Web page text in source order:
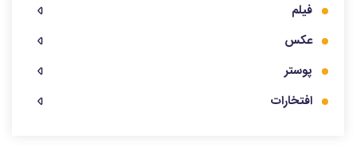
فیلم
عکس
پوستر
افتخارات